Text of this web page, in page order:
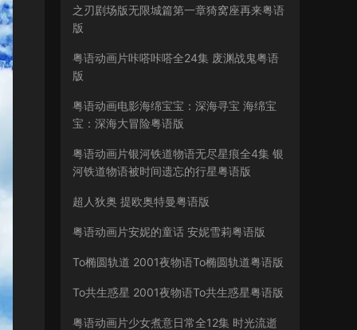
之刃剧场版无限城篇第一章猗窝座再来粤语
版
粤语动画片咔嗒咔嗒全24集 废渊战鬼粤语
版
粤语动画电影海绵宝宝：深海寻宝 海绵宝
宝：深海大冒险粤语版
粤语动画片银河铁道物语无尽星痕全4集 银
河铁道物语被时间遗忘的行星粤语版
超人狄奥 提欧奥特曼粤语版
粤语动画片安妮的童话 安妮雪莉粤语版
To椭圆轨道 2001夜物语To椭圆轨道粤语版
To共生惑星 2001夜物语To共生惑星粤语版
粤语动画片少女煮意日常全12集 时光流逝